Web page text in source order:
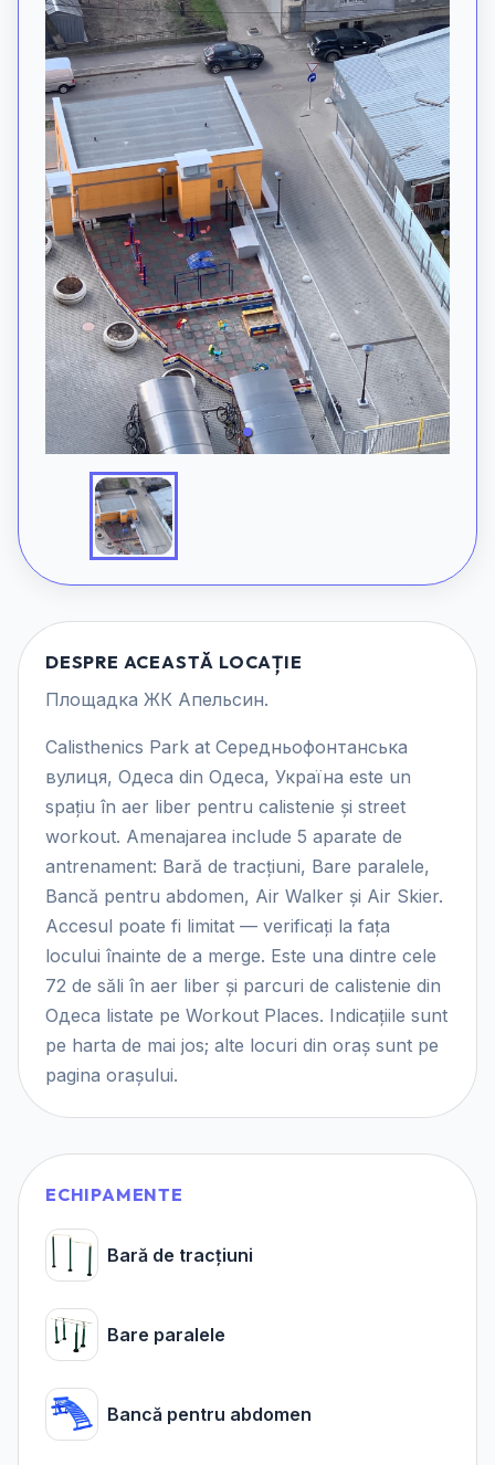
DESPRE ACEASTĂ LOCAȚIE
Площадка ЖК Апельсин.
Calisthenics Park at Середньофонтанська
вулиця, Одеса din Одеса, Україна este un
spațiu în aer liber pentru calistenie și street
workout. Amenajarea include 5 aparate de
antrenament: Bară de tracțiuni, Bare paralele,
Bancă pentru abdomen, Air Walker și Air Skier.
Accesul poate fi limitat — verificați la fața
locului înainte de a merge. Este una dintre cele
72 de săli în aer liber și parcuri de calistenie din
Одеса listate pe Workout Places. Indicațiile sunt
pe harta de mai jos; alte locuri din oraș sunt pe
pagina orașului.
ECHIPAMENTE
Bară de tracțiuni
Bare paralele
Bancă pentru abdomen